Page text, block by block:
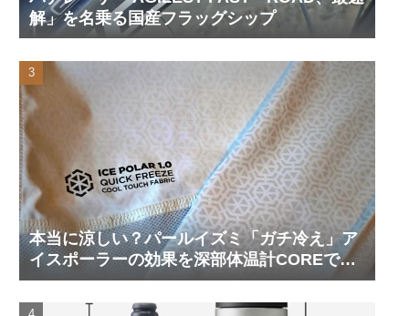
解」を名乗る国産フラッグシップ
本当に涼しい？パールイズミ「ガチ冷え」ア
イスポーラーの効果を深部体温計COREで測
ってみた